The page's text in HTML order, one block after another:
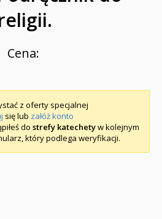
Cena:
z oferty specjalnej
się lub załóż konto
do strefy katechetyw kolejnym
który podlega weryfikacji.